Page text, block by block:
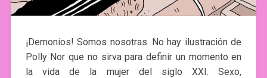
¡Demonios! Somos nosotras. No hay ilustración de
Polly Nor que no sirva para definir un momento en
la vida de la mujer del siglo XXI. Sexo,